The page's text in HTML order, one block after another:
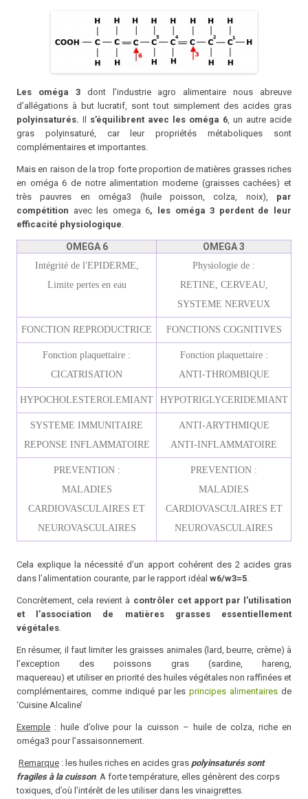
Les oméga 3dont l’industrie agro alimentaire nous abreuve
d’allégations à but lucratif, sont tout simplement des acides gras
polyinsaturés. Il s’équilibrent avec les oméga 6, un autre acide
gras polyinsaturé, car leur propriétés métaboliques sont
complémentaires et importantes.
Mais en raison de la trop forte proportion de matières grasses riches
en oméga 6 de notre alimentation moderne (graisses cachées) et
très pauvres en oméga3 (huile poisson, colza, noix), par
compétition avec les omega 6, les oméga 3 perdent de leur
efficacité physiologique.
OMEGA 6 OMEGA 3
Intégrité de l'EPIDERME,
Limite pertes en eau
Physiologie de :
RETINE, CERVEAU,
SYSTEME NERVEUX
FONCTION REPRODUCTRICE FONCTIONS COGNITIVES
Fonction plaquettaire :
CICATRISATION
Fonction plaquettaire :
ANTI-THROMBIQUE
HYPOCHOLESTEROLEMIANT HYPOTRIGLYCERIDEMIANT
SYSTEME IMMUNITAIRE
REPONSE INFLAMMATOIRE
ANTI-ARYTHMIQUE
ANTI-INFLAMMATOIRE
PREVENTION :
MALADIES
CARDIOVASCULAIRES ET
NEUROVASCULAIRES
PREVENTION :
MALADIES
CARDIOVASCULAIRES ET
NEUROVASCULAIRES
Cela explique la nécessité d’un apport cohérent des 2 acides gras
dans l’alimentation courante, par le rapport idéal w6/w3=5.
Concrètement, cela revient à contrôler cet apport par l’utilisation
et l’association de matières grasses essentiellement
végétales.
En résumer, il faut limiter les graisses animales (lard, beurre, crème) à
l’exception des poissons gras (sardine, hareng,
maquereau) et utiliser en priorité des huiles végétales non raffinées et
complémentaires, comme indiqué par lesprincipes alimentaires de
‘Cuisine Alcaline’
Exemple : huile d’olive pour la cuisson – huile de colza, riche en
oméga3 pour l’assaisonnement.
Remarque : les huiles riches en acides gras polyinsaturés sont
fragiles à la cuisson. A forte température, elles génèrent des corps
toxiques, d’où l’intérêt de les utiliser dans les vinaigrettes.